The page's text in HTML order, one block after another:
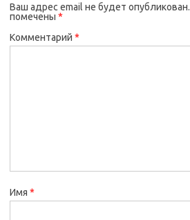
Ваш адрес email не будет опубликован.
помечены *
Комментарий *
Имя *